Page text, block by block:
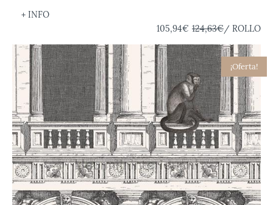
+ INFO
105,94€ 124,63€/ ROLLO
¡Oferta!